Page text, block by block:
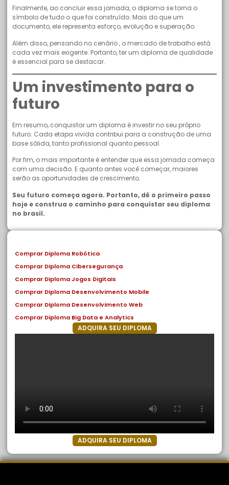
Finalmente, ao concluir essa jornada, o diploma se torna o
símbolo de tudo o que foi construído. Mais do que um
documento, ele representa esforço, evolução e superação.
Além disso, pensando no cenário , o mercado de trabalho está
cada vez mais exigente. Portanto, ter um diploma de qualidade
é essencial para se destacar.
Um investimento para o
futuro
Em resumo, conquistar um diploma é investir no seu próprio
futuro. Cada etapa vivida contribui para a construção de uma
base sólida, tanto profissional quanto pessoal.
Por fim, o mais importante é entender que essa jornada começa
com uma decisão. E quanto antes você começar, maiores
serão as oportunidades de crescimento.
Seu futuro começa agora. Portanto, dê o primeiro passo
hoje e construa o caminho para conquistar seu diploma
no brasil.
Comprar Diploma Robótica
Comprar Diploma Cibersegurança
Comprar Diploma Jogos Digitais
Comprar Diploma Desenvolvimento Mobile
Comprar Diploma Desenvolvimento Web
Comprar Diploma Big Data e Analytics
ADQUIRA SEU DIPLOMA
ADQUIRA SEU DIPLOMA